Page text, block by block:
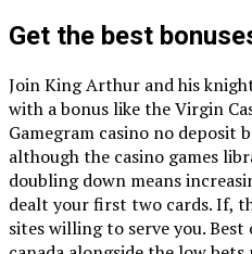
Get the best
Join King Arthur and his
with a bonus like the Virgin
Gamegram casino no deposit
although the casino games
doubling down means
dealt your first two cards. If,
sites willing to serve you.